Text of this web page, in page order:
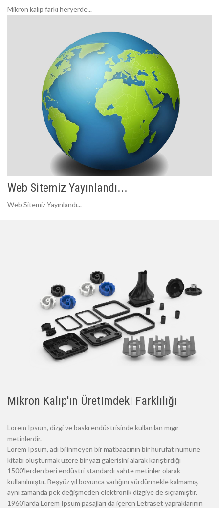
Mikron kalıp farkı heryerde...
Web Sitemiz Yayınlandı...
Web Sitemiz Yayınlandı...
Mikron Kalıp'ın Üretimdeki Farklılığı
Lorem Ipsum, dizgi ve baskı endüstrisinde kullanılan mıgır
metinlerdir.
Lorem Ipsum, adı bilinmeyen bir matbaacının bir hurufat numune
kitabı oluşturmak üzere bir yazı galerisini alarak karıştırdığı
1500'lerden beri endüstri standardı sahte metinler olarak
kullanılmıştır. Beşyüz yıl boyunca varlığını sürdürmekle kalmamış,
aynı zamanda pek değişmeden elektronik dizgiye de sıçramıştır.
1960'larda Lorem Ipsum pasajları da içeren Letraset yapraklarının